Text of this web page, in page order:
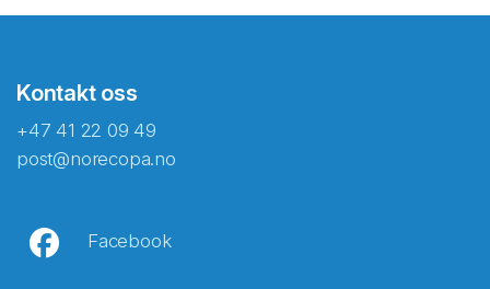
Kontakt oss
+47 41 22 09 49
post@norecopa.no
Facebook